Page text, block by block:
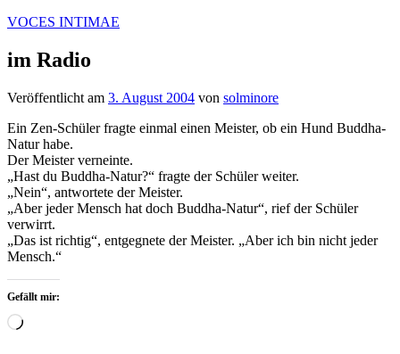
Zum
springen
VOCES INTIMAE
im Radio
Veröffentlicht am 3. August 2004 von solminore
Ein Zen-Schüler fragte einmal einen Meister, ob ein Hund Buddha-
Natur habe.
Der Meister verneinte.
„Hast du Buddha-Natur?“ fragte der Schüler weiter.
„Nein“, antwortete der Meister.
„Aber jeder Mensch hat doch Buddha-Natur“, rief der Schüler
verwirrt.
„Das ist richtig“, entgegnete der Meister. „Aber ich bin nicht jeder
Mensch.“
Gefällt mir:
Wird